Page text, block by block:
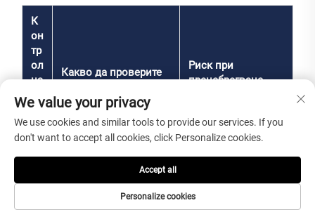
К
он
тр
ол
на
чк
а
Какво да проверите
Риск при
пренебрегване
Ц
т
Чисто бяла основа,
сиви шарки,
еднородност на
може да изглежда
нееднороден след
We value your privacy
We use cookies and similar tools to provide our services. If you
don't want to accept all cookies, click Personalize cookies.
Personalize cookies
Accept all